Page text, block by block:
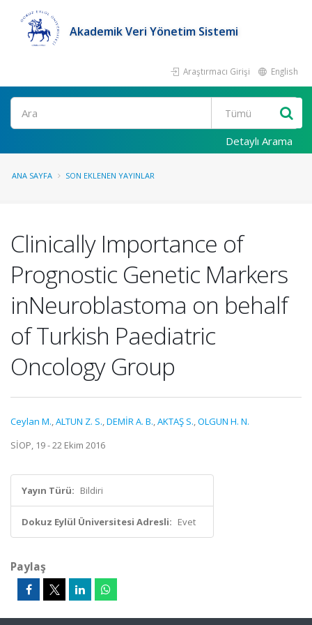
Akademik Veri Yönetim Sistemi
Araştırmacı Girişi English
Ara
Detaylı Arama
ANA SAYFA SON EKLENEN YAYINLAR
Clinically Importance of
Prognostic Genetic Markers
inNeuroblastoma on behalf
of Turkish Paediatric
Oncology Group
Ceylan M.,ALTUN Z. S.,DEMİR A. B.,AKTAŞ S.,OLGUN H. N.
SİOP, 19 - 22 Ekim 2016
Yayın Türü: Bildiri
Dokuz Eylül Üniversitesi Adresli: Evet
Paylaş